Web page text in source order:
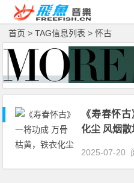
首页 > TAG信息列表 > 怀古
《寿春怀
化尘 风烟散
2025-07-20